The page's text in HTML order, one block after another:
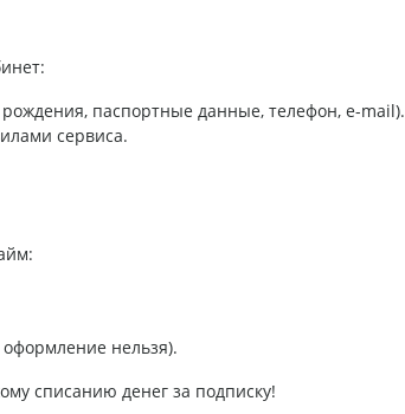
паспортные данные, телефон, e-mail).
сервиса.
нельзя).
списанию денег за подписку!